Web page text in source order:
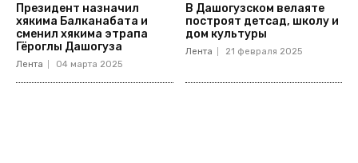
Президент назначил
хякима Балканабата и
сменил хякима этрапа
Гёроглы Дашогуза
Лента 04 марта 2025
В Дашогузском велаяте
построят детсад, школу и
дом культуры
Лента 21 февраля 2025